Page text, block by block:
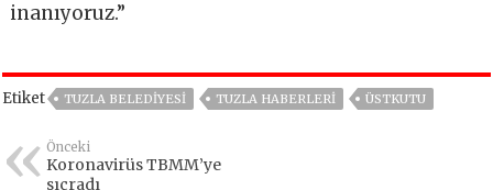
inanıyoruz.”
Etiket TUZLA BELEDIYESI TUZLA HABERLERI ÜSTKUTU
Önceki
Koronavirüs TBMM’ye
sıçradı